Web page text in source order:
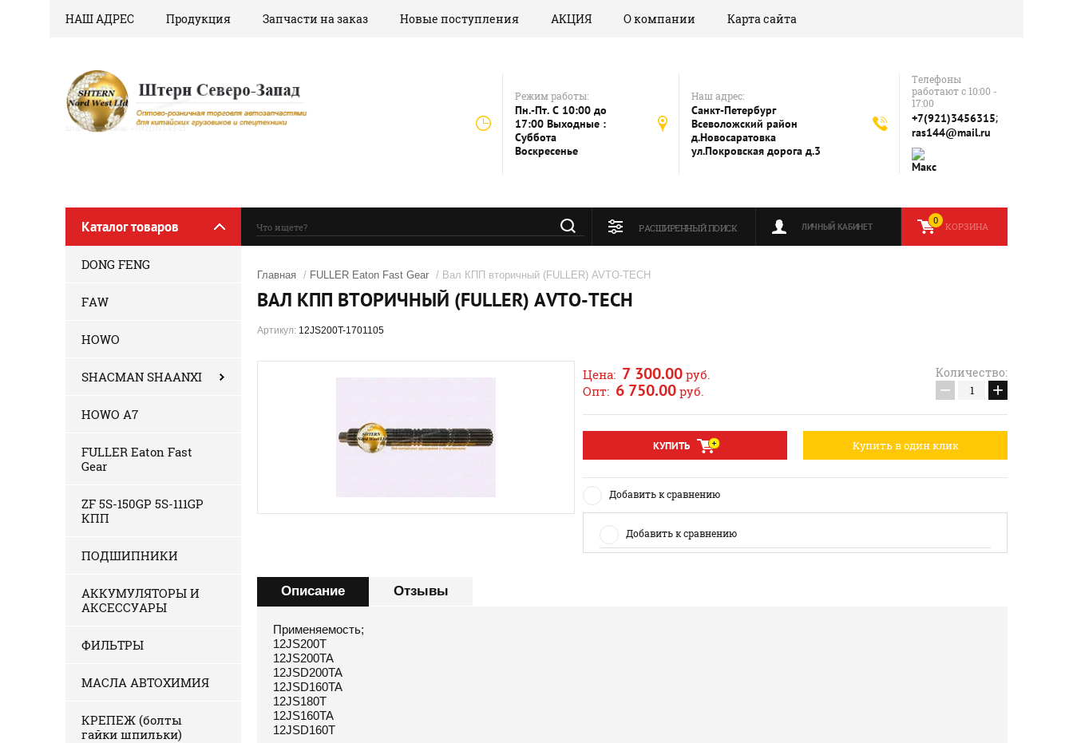
НАШ АДРЕС Продукция Запчасти на заказ Новые поступления АКЦИЯ О компании Карта сайта
Режим работы:
Пн.-Пт. C 10:00 до
17:00 Выходные :
Суббота
Воскресенье
Наш адрес:
Санкт-Петербург
Всеволожский район
д.Новосаратовка
ул.Покровская дорога д.3
Телефоны
работают с 10:00 -
17:00
+7(921)3456315;
ras144@mail.ru
Каталог товаров КОРЗИНА
0
ЛИЧНЫЙ КАБИНЕТ
РАСШИРЕННЫЙ ПОИСК
DONG FENG
FAW
HOWO
SHACMAN SHAANXI
HOWO A7
FULLER Eaton Fast
Gear
ZF 5S-150GP 5S-111GP
КПП
ПОДШИПНИКИ
АККУМУЛЯТОРЫ И
АКСЕССУАРЫ
ФИЛЬТРЫ
МАСЛА АВТОХИМИЯ
КРЕПЕЖ (болты
гайки шпильки)
Главная / FULLER Eaton Fast Gear / Вал КПП вторичный (FULLER) AVTO-TECH
ВАЛ КПП ВТОРИЧНЫЙ (FULLER) AVTO-TECH
Артикул: 12JS200T-1701105
Цена: 7 300.00 руб.
Опт: 6 750.00 руб.
Количество:
− +
КУПИТЬ Купить в один клик
Добавить к сравнению
Добавить к сравнению
Описание Отзывы
Применяемость;
12JS200T
12JS200TA
12JSD200TA
12JSD160TA
12JS180T
12JS160TA
12JSD160T